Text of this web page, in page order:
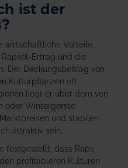
ist der
wirtschaftliche Vorteile,
Ertrag und die
Der Deckungsbeitrag von
Kulturpflanzen oft
liegt er über dem von
oder Wintergerste.
und stabilen
attraktiv sein.
festgestellt, dass Raps
profitableren Kulturen